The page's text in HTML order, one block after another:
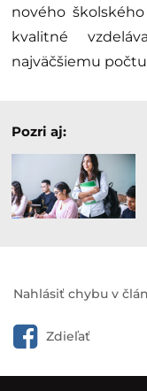
nového
kvalitné
najväčšiemu
Pozri aj:
Nahlásiť chybu v
Zdieľať